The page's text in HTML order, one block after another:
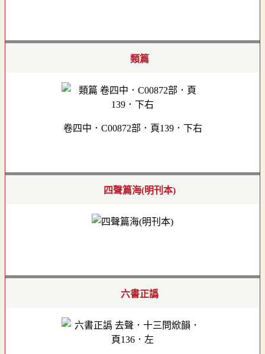
類篇
卷四中．C00872部．頁139．下右
四聲篇海(明刊本)
六書正譌